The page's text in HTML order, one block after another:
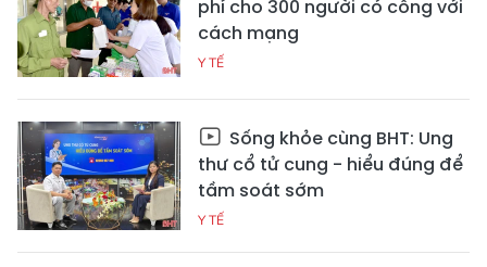
phí cho 300 người có công với
cách mạng
Y TẾ
Sống khỏe cùng BHT: Ung
thư cổ tử cung - hiểu đúng để
tầm soát sớm
Y TẾ